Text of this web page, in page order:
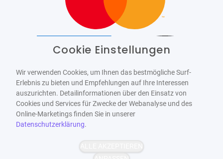
WCAG-2.1-AA
Cookie Einstellungen
Wir verwenden Cookies, um Ihnen das bestmögliche Surf-
Erlebnis zu bieten und Empfehlungen auf Ihre Interessen
auszurichten. Detailinformationen über den Einsatz von
Cookies und Services für Zwecke der Webanalyse und des
Online-Marketings finden Sie in unserer
Datenschutzerklärung.
ALLE AKZEPTIEREN